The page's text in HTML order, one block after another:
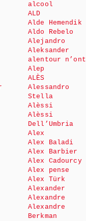
alcool
ALD
Alde Hemendik
Aldo Rebelo
Alejandro
Aleksander
alentour n’ont
Alep
ALÈS
Alessandro
Stella
Alèssi
Alèssi
Dell’Umbria
Alex
Alex Baladi
Alex Barbier
Alex Cadourcy
Alex pense
Alex Türk
Alexander
Alexandre
Alexandre
Berkman